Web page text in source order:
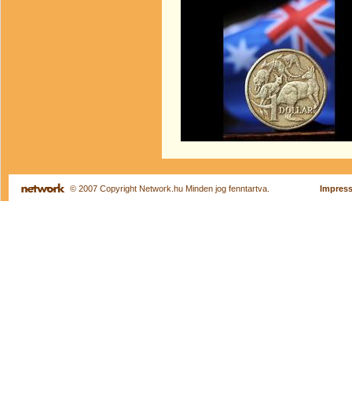
© 2007 Copyright Network.hu Minden jog fenntartva.